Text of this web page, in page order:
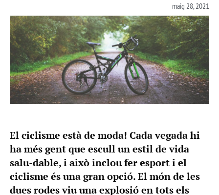
maig 28, 2021
El ciclisme està de moda! Cada vegada hi
ha més gent que escull un estil de vida
salu-dable, i això inclou fer esport i el
ciclisme és una gran opció. El món de les
dues rodes viu una explosió en tots els